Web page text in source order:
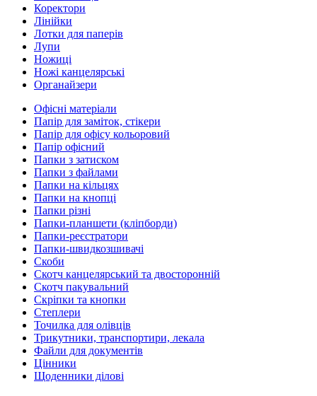
Коректори
Лінійки
Лотки для паперів
Лупи
Ножиці
Ножі канцелярські
Органайзери
Офісні матеріали
Папір для заміток, стікери
Папір для офісу кольоровий
Папір офісний
Папки з затиском
Папки з файлами
Папки на кільцях
Папки на кнопці
Папки різні
Папки-планшети (кліпборди)
Папки-реєстратори
Папки-швидкозшивачі
Скоби
Скотч канцелярський та двосторонній
Скотч пакувальний
Скріпки та кнопки
Степлери
Точилка для олівців
Трикутники, транспортири, лекала
Файли для документів
Цінники
Щоденники ділові